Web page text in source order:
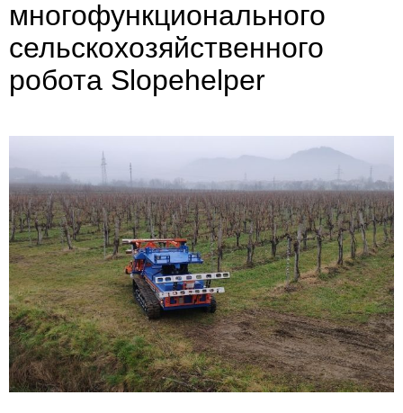
многофункционального
сельскохозяйственного
робота Slopehelper